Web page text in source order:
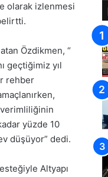
olarak izlenmesi
Özdikmen, “
geçtiğimiz yıl
rehber
verimliliğinin
yüzde 10
düşüyor” dedi.
Altyapı